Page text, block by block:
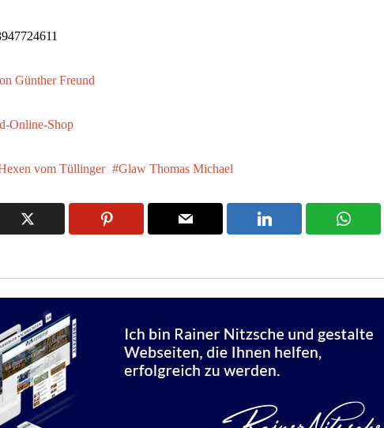
Günther Freund
Online-Shop
vom Tüllinger Glaw Thomas Michael